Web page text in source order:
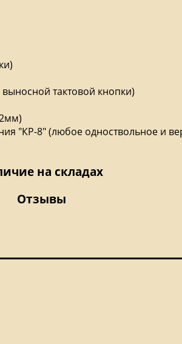
тактовой кнопки)
"КР-8" (любое одноствольное и
на складах
Отзывы